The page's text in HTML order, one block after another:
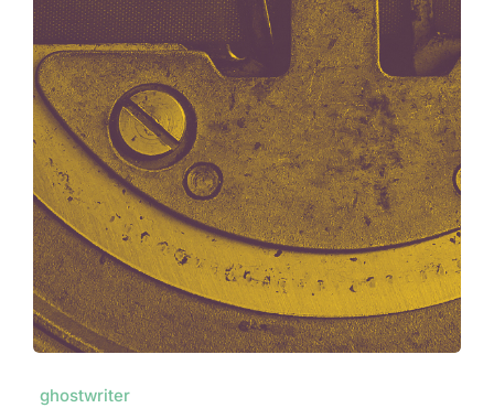
ghostwriter